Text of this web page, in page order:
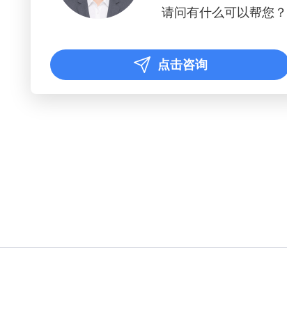
请问有什么可以帮您？
点击咨询